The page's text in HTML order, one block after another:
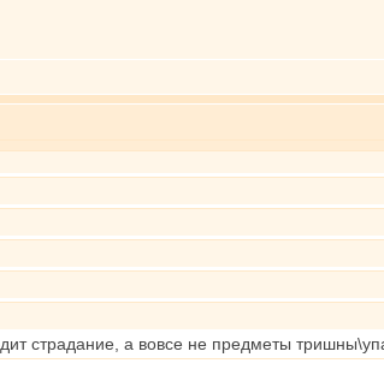
страдание, а вовсе не предметы